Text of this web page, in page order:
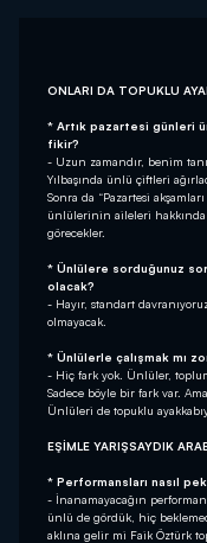
ONLARI DA TOPUKLU
* Artık pazartesi günleri
fikir?
- Uzun zamandır, benim
Yılbaşında ünlü çiftleri
Sonra da “Pazartesi
ünlülerinin aileleri
görecekler.
* Ünlülere sorduğunuz
olacak?
- Hayır, standart
olmayacak.
* Ünlülerle çalışmak mı
- Hiç fark yok. Ünlüler,
Sadece böyle bir fark var.
Ünlüleri de topuklu
EŞİMLE YARIŞSAYDIK
* Performansları nasıl
- İnanamayacağın
ünlü de gördük, hiç
aklına gelir mi Faik Öztürk